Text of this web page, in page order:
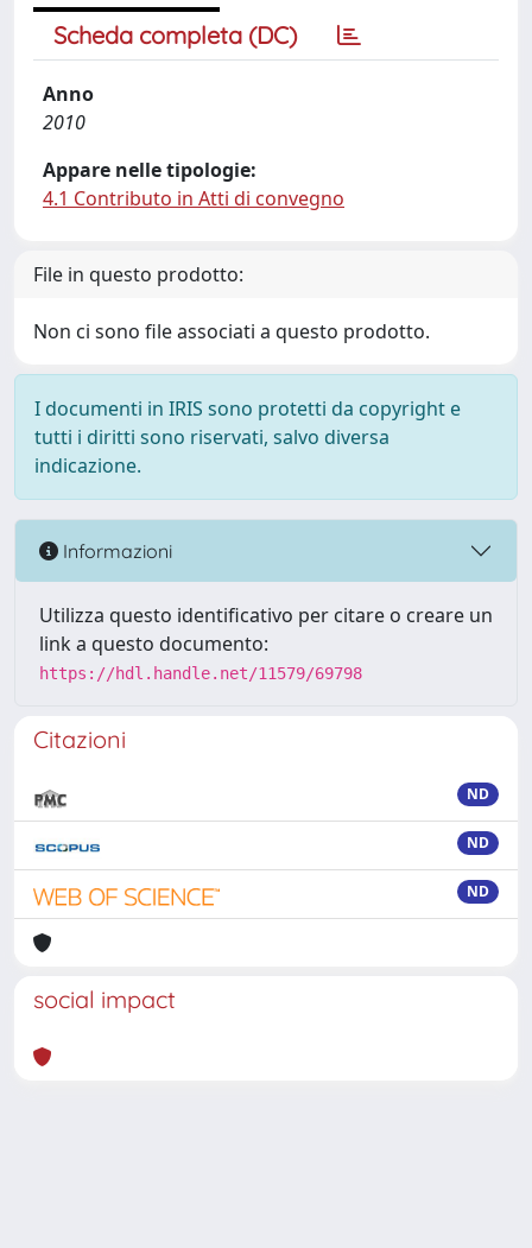
Scheda completa (DC)
Anno
2010
Appare nelle tipologie:
4.1 Contributo in Atti di convegno
File in questo prodotto:
Non ci sono file associati a questo prodotto.
I documenti in IRIS sono protetti da copyright e
tutti i diritti sono riservati, salvo diversa
indicazione.
Informazioni
Utilizza questo identificativo per citare o creare un
link a questo documento:
https://hdl.handle.net/11579/69798
Citazioni
ND
ND
ND
social impact